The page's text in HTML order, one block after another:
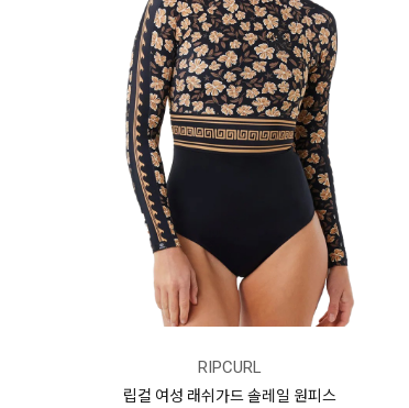
RIPCURL
립컬 여성 래쉬가드 솔레일 원피스